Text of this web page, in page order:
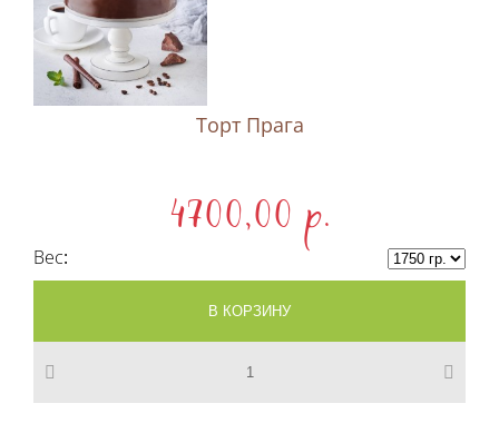
Торт Прага
4700,00 p.
Вес